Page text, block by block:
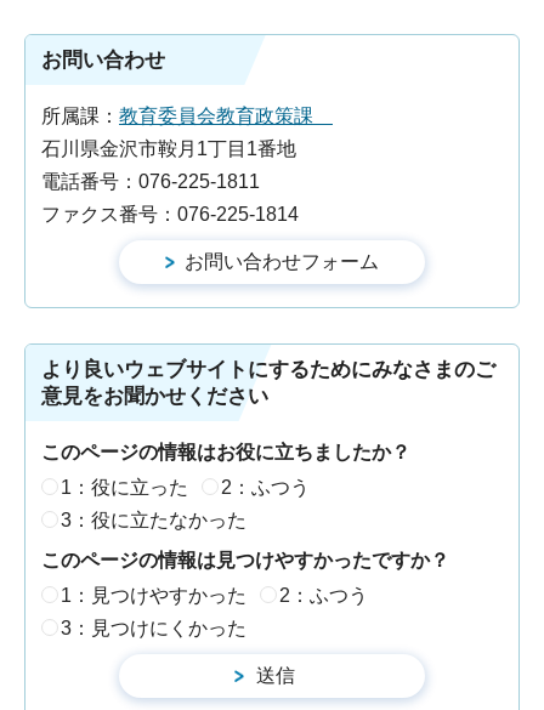
お問い合わせ
所属課： 教育委員会教育政策課
石川県金沢市鞍月1丁目1番地
電話番号：076-225-1811
ファクス番号：076-225-1814
より良いウェブサイトにするためにみなさまのご
意見をお聞かせください
このページの情報はお役に立ちましたか？
1：役に立った
2：ふつう
3：役に立たなかった
このページの情報は見つけやすかったですか？
1：見つけやすかった
2：ふつう
3：見つけにくかった